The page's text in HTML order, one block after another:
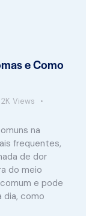
e Como
2K Views
na
frequentes,
de dor
do meio
e pode
dia, como